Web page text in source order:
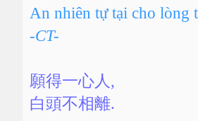
An nhiên tự tại cho lòng
-CT-
願得一心人,
白頭不相離.